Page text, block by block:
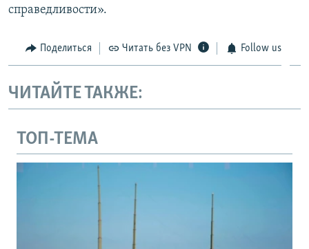
справедливости».
Поделиться Читать без VPN Follow us
ЧИТАЙТЕ ТАКЖЕ:
ТОП-ТЕМА